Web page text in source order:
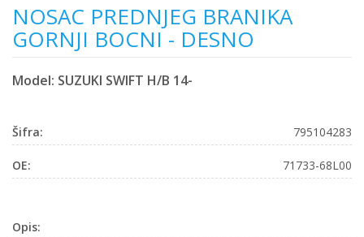
NOSAC PREDNJEG BRANIKA
GORNJI BOCNI - DESNO
Model: SUZUKI SWIFT H/B 14-
Šifra: 795104283
OE: 71733-68L00
Opis: